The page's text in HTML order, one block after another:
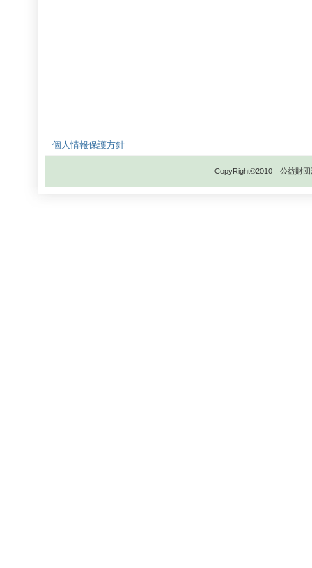
個人情報保護方針
CopyRight©2010 公益財団